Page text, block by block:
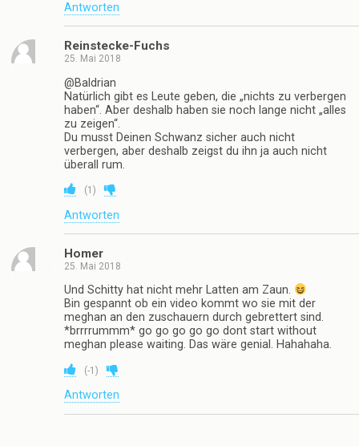
Antworten
Reinstecke-Fuchs
25. Mai 2018
@Baldrian
Natürlich gibt es Leute geben, die „nichts zu verbergen
haben“. Aber deshalb haben sie noch lange nicht „alles
zu zeigen“.
Du musst Deinen Schwanz sicher auch nicht
verbergen, aber deshalb zeigst du ihn ja auch nicht
überall rum.
(1 )
Antworten
Homer
25. Mai 2018
Und Schitty hat nicht mehr Latten am Zaun.
Bin gespannt ob ein video kommt wo sie mit der
meghan an den zuschauern durch gebrettert sind.
*brrrrummm* go go go go go dont start without
meghan please waiting. Das wäre genial. Hahahaha.
(-1 )
Antworten